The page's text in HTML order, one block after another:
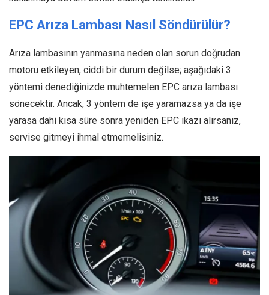
EPC Arıza Lambası Nasıl Söndürülür?
Arıza lambasının yanmasına neden olan sorun doğrudan
motoru etkileyen, ciddi bir durum değilse; aşağıdaki 3
yöntemi denediğinizde muhtemelen EPC arıza lambası
sönecektir. Ancak, 3 yöntem de işe yaramazsa ya da işe
yarasa dahi kısa süre sonra yeniden EPC ikazı alırsanız,
servise gitmeyi ihmal etmemelisiniz.